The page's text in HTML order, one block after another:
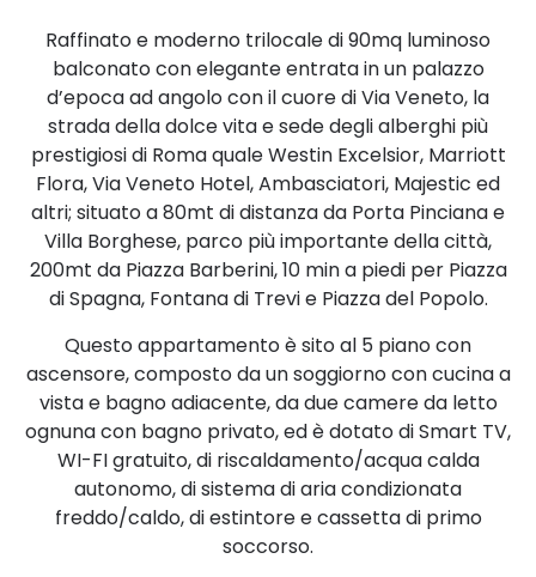
Raffinato e moderno trilocale di 90mq luminoso
balconato con elegante entrata in un palazzo
d’epoca ad angolo con il cuore di Via Veneto, la
strada della dolce vita e sede degli alberghi più
prestigiosi di Roma quale Westin Excelsior, Marriott
Flora, Via Veneto Hotel, Ambasciatori, Majestic ed
altri; situato a 80mt di distanza da Porta Pinciana e
Villa Borghese, parco più importante della città,
200mt da Piazza Barberini, 10 min a piedi per Piazza
di Spagna, Fontana di Trevi e Piazza del Popolo.
Questo appartamento è sito al 5 piano con
ascensore, composto da un soggiorno con cucina a
vista e bagno adiacente, da due camere da letto
ognuna con bagno privato, ed è dotato di Smart TV,
WI-FI gratuito, di riscaldamento/acqua calda
autonomo, di sistema di aria condizionata
freddo/caldo, di estintore e cassetta di primo
soccorso.